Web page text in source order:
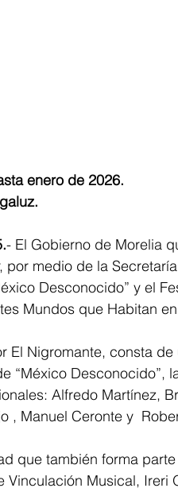
enero de 2026.
- El Gobierno de Morelia
medio de la
Desconocido” y el
Mundos que Habitan
El Nigromante, consta
“México Desconocido”,
Alfredo Martínez,
, Manuel Ceronte y
que también forma
Musical, Ireri